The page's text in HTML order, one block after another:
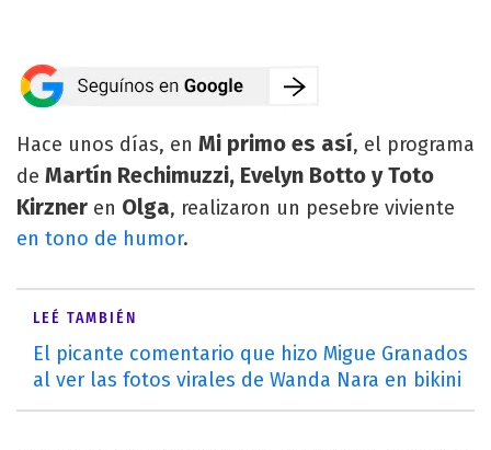
Hace unos días, en Mi primo es así, el programa
de Martín Rechimuzzi, Evelyn Botto y Toto
Kirzner en Olga, realizaron un pesebre viviente
en tono de humor.
LEÉ TAMBIÉN
El picante comentario que hizo Migue Granados
al ver las fotos virales de Wanda Nara en bikini